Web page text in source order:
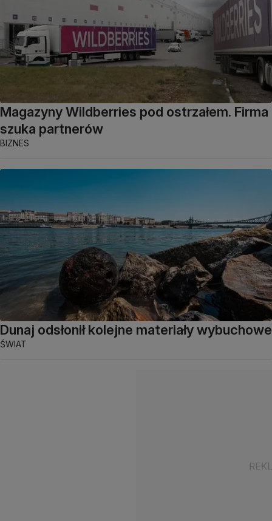
Magazyny Wildberries pod ostrzałem. Firma
szuka partnerów
BIZNES
Dunaj odsłonił kolejne materiały wybuchowe
ŚWIAT